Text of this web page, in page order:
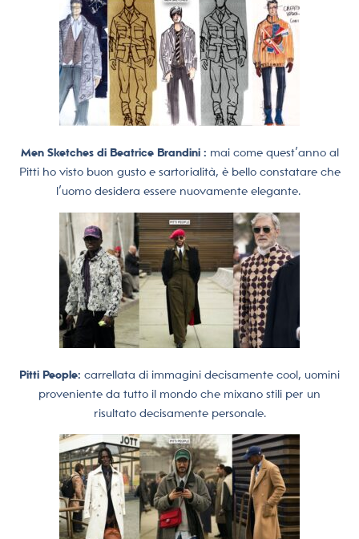
Men Sketches di Beatrice Brandini : mai come quest’anno al
Pitti ho visto buon gusto e sartorialità, è bello constatare che
l’uomo desidera essere nuovamente elegante.
Pitti People: carrellata di immagini decisamente cool, uomini
proveniente da tutto il mondo che mixano stili per un
risultato decisamente personale.